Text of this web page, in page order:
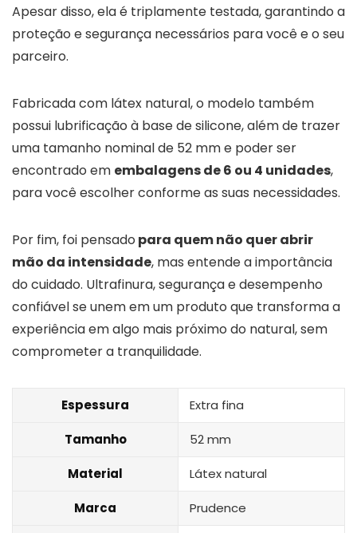
Apesar disso, ela é triplamente testada, garantindo a
proteção e segurança necessários para você e o seu
parceiro.
Fabricada com látex natural, o modelo também
possui lubrificação à base de silicone, além de trazer
uma tamanho nominal de 52 mm e poder ser
encontrado em embalagens de 6 ou 4 unidades,
para você escolher conforme as suas necessidades.
Por fim, foi pensado para quem não quer abrir
mão da intensidade, mas entende a importância
do cuidado. Ultrafinura, segurança e desempenho
confiável se unem em um produto que transforma a
experiência em algo mais próximo do natural, sem
comprometer a tranquilidade.
Espessura Extra fina
Tamanho 52 mm
Material Látex natural
Marca Prudence